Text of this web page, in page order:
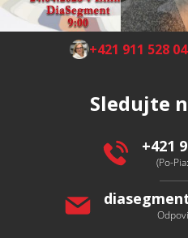
+421 911 528
Sledujte
+421
(Po-